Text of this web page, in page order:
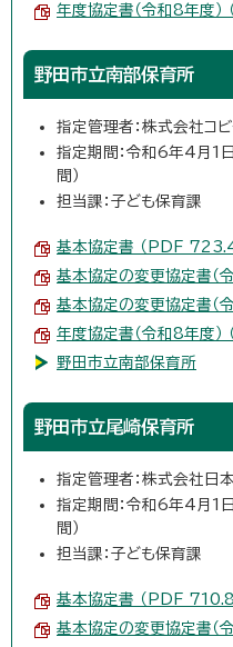
年度協定書（令和8年度
野田市立南部保育所
指定管理者：株式会社コビ
指定期間：令和6年4月1
間）
担当課：子ども保育課
基本協定書 （PDF
基本協定の変更協定書（
基本協定の変更協定書（
年度協定書（令和8年度）
野田市立南部保育所
野田市立尾崎保育所
指定管理者：株式会社日
指定期間：令和6年4月1
間）
担当課：子ども保育課
基本協定書 （PDF 710.8
基本協定の変更協定書（